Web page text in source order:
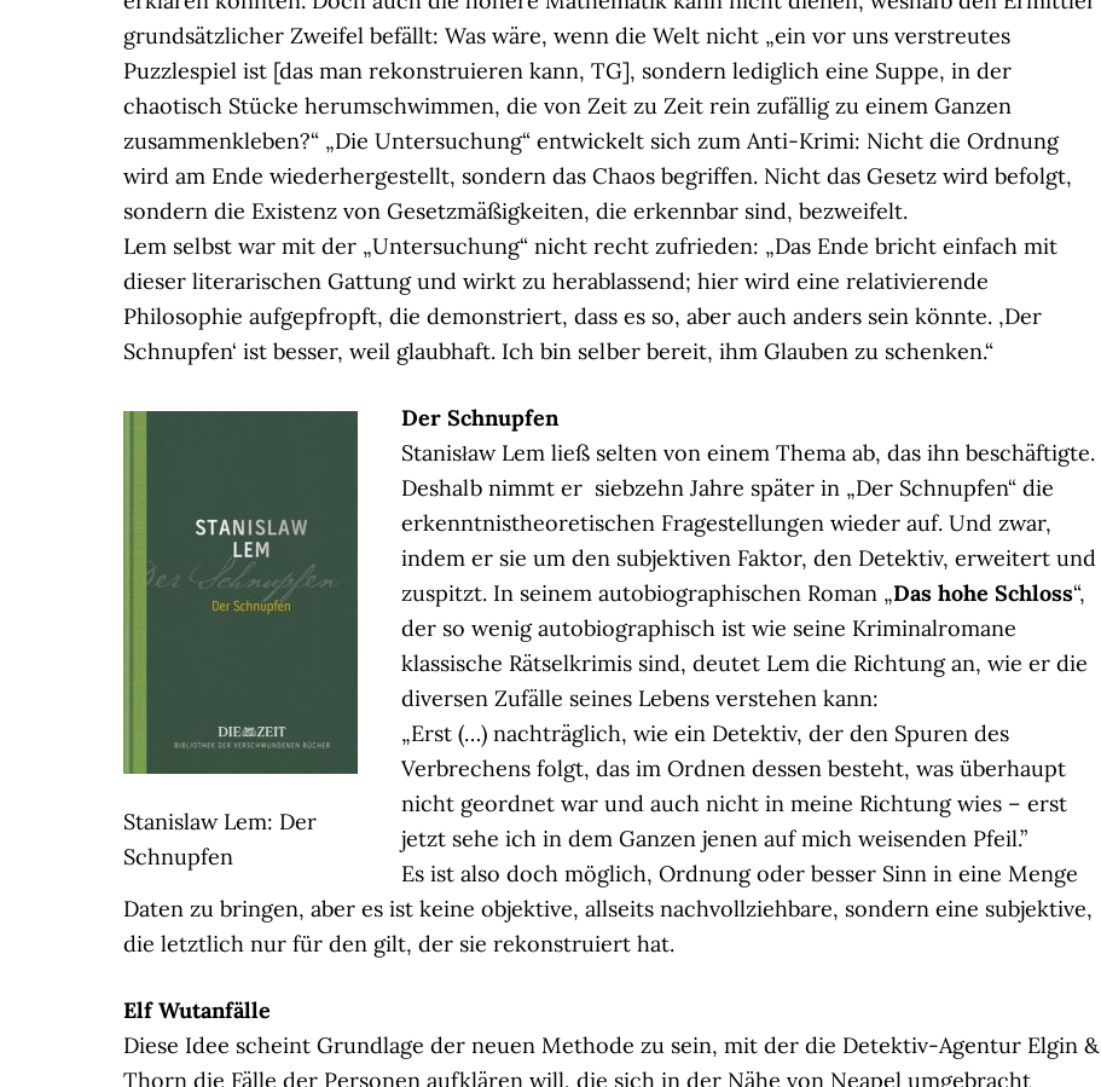
grundsätzlicher Zweifel befällt: Was wäre, wenn die Welt nicht „ein vor uns verstreutes
Puzzlespiel ist [das man rekonstruieren kann, TG], sondern lediglich eine Suppe, in der
chaotisch Stücke herumschwimmen, die von Zeit zu Zeit rein zufällig zu einem Ganzen
zusammenkleben?“ „Die Untersuchung“ entwickelt sich zum Anti-Krimi: Nicht die Ordnung
wird am Ende wiederhergestellt, sondern das Chaos begriffen. Nicht das Gesetz wird befolgt,
sondern die Existenz von Gesetzmäßigkeiten, die erkennbar sind, bezweifelt.
Lem selbst war mit der „Untersuchung“ nicht recht zufrieden: „Das Ende bricht einfach mit
dieser literarischen Gattung und wirkt zu herablassend; hier wird eine relativierende
Philosophie aufgepfropft, die demonstriert, dass es so, aber auch anders sein könnte. ‚Der
Schnupfen‘ ist besser, weil glaubhaft. Ich bin selber bereit, ihm Glauben zu schenken.“
Stanislaw Lem: Der
Schnupfen
Der Schnupfen
Stanisław Lem ließ selten von einem Thema ab, das ihn beschäftigte.
Deshalb nimmt er siebzehn Jahre später in „Der Schnupfen“ die
erkenntnistheoretischen Fragestellungen wieder auf. Und zwar,
indem er sie um den subjektiven Faktor, den Detektiv, erweitert und
zuspitzt. In seinem autobiographischen Roman „Das hohe Schloss“,
der so wenig autobiographisch ist wie seine Kriminalromane
klassische Rätselkrimis sind, deutet Lem die Richtung an, wie er die
diversen Zufälle seines Lebens verstehen kann:
„Erst (…) nachträglich, wie ein Detektiv, der den Spuren des
Verbrechens folgt, das im Ordnen dessen besteht, was überhaupt
nicht geordnet war und auch nicht in meine Richtung wies – erst
jetzt sehe ich in dem Ganzen jenen auf mich weisenden Pfeil.”
Es ist also doch möglich, Ordnung oder besser Sinn in eine Menge
Daten zu bringen, aber es ist keine objektive, allseits nachvollziehbare, sondern eine subjektive,
die letztlich nur für den gilt, der sie rekonstruiert hat.
Elf Wutanfälle
Diese Idee scheint Grundlage der neuen Methode zu sein, mit der die Detektiv-Agentur Elgin &
Thorn die Fälle der Personen aufklären will, die sich in der Nähe von Neapel umgebracht